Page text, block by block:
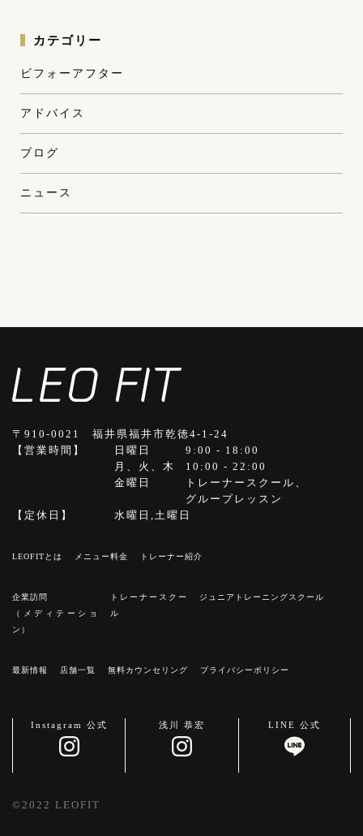
カテゴリー
ビフォーアフター
アドバイス
ブログ
ニュース
〒910-0021 福井県福井市乾徳4-1-24
【営業時間】
日曜日
9:00 - 18:00
月、火、木
10:00 - 22:00
金曜日
トレーナースクール、
グループレッスン
【定休日】
水曜日,土曜日
LEOFITとは メニュー料⾦ トレーナー紹介
企業訪問
（メディテーショ
ン）
トレーナースクー
ル
ジュニアトレーニングスクール
最新情報 店舗⼀覧 無料カウンセリング プライバシーポリシー
Instagram 公式 浅川 恭宏 LINE 公式
©2022 LEOFIT